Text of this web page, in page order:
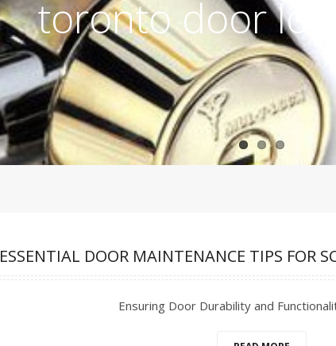
toronto door
ESSENTIAL DOOR MAINTENANCE TIPS FOR
Ensuring Door Durability and